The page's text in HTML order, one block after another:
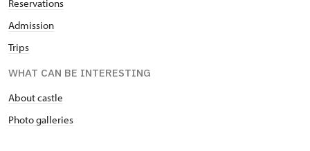
Reservations
Admission
Trips
WHAT CAN BE INTERESTING
About castle
Photo galleries